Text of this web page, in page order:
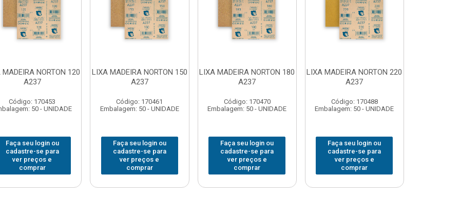
NORTON 120
A237
Código: 170453
50 - UNIDADE
Faça seu login ou
cadastre-se para
ver preços e
comprar
LIXA MADEIRA NORTON 150
A237
Código: 170461
Embalagem: 50 - UNIDADE
Faça seu login ou
cadastre-se para
ver preços e
comprar
LIXA MADEIRA NORTON 180
A237
Código: 170470
Embalagem: 50 - UNIDADE
Faça seu login ou
cadastre-se para
ver preços e
comprar
LIXA MADEIRA NORTON 220
A237
Código: 170488
Embalagem: 50 - UNIDADE
Faça seu login ou
cadastre-se para
ver preços e
comprar